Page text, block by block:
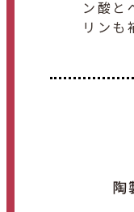
ン酸と
リンも